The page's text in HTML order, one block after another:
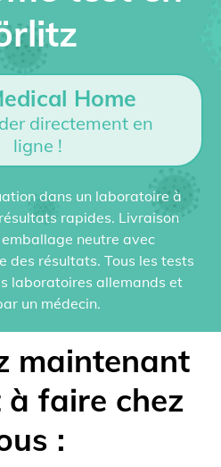
Home
directement en
ligne !
dans un laboratoire à
rapides. Livraison
neutre avec
des résultats. Tous les tests
laboratoires allemands et
un médecin.
maintenant
faire chez
: